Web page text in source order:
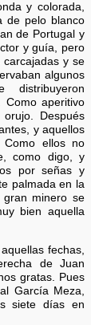
y colorada,
de pelo blanco
de Portugal y
y guía, pero
y se
algunos
distribuyeron
Como aperitivo
Después
y aquellos
Como ellos no
como digo, y
por señas y
palmada en la
minero se
bien aquella
fechas,
de Juan
gratas. Pues
García Meza,
siete días en